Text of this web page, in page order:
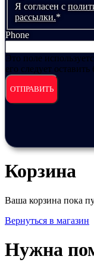
Я согласен с
рассылки.*
Phone
Это поле
его следует
Корзина
Ваша корзина пока
Вернуться в магазин
Нужна